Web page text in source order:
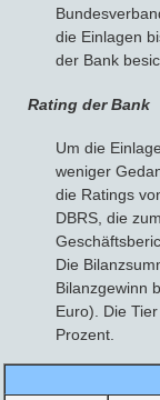
die Einlagen
der Bank
Rating der Bank
Um die
weniger
die Ratings
DBRS, die
Die
Bilanzgewinn
Euro). Die
Prozent.